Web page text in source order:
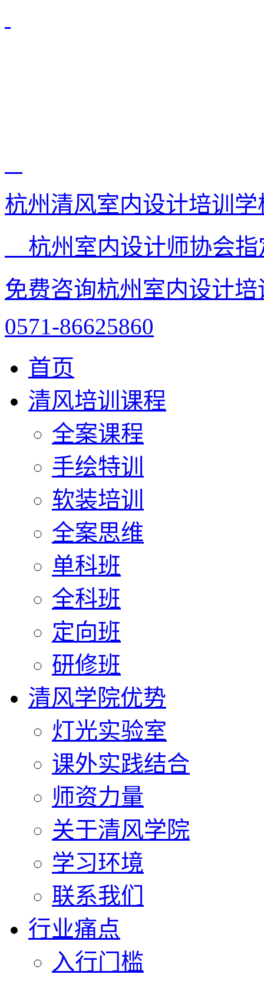
杭州清风室内设计培训学
杭州室内设计师协会
免费咨询杭州室内设计
0571-86625860
首页
清风培训课程
全案课程
手绘特训
软装培训
全案思维
单科班
全科班
定向班
研修班
清风学院优势
灯光实验室
课外实践结合
师资力量
关于清风学院
学习环境
联系我们
行业痛点
入行门槛